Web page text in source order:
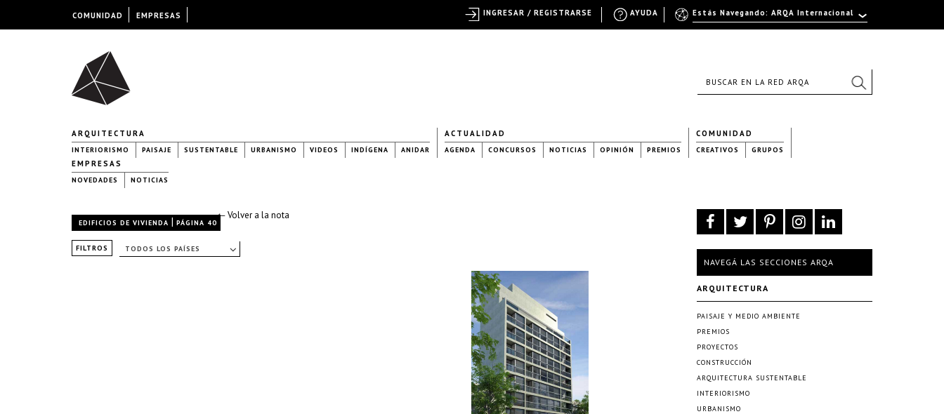
ARQUITECTURA
INTERIORISMO PAISAJE SUSTENTABLE URBANISMO VIDEOS INDÍGENA ANIDAR
ACTUALIDAD
AGENDA CONCURSOS NOTICIAS OPINIÓN PREMIOS
COMUNIDAD
CREATIVOS GRUPOS
EMPRESAS
NOVEDADES NOTICIAS
← Volver a la nota
EDIFICIOS DE VIVIENDA | PÁGINA 40
FILTROS TODOS LOS PAÍSES
NAVEGÁ LAS SECCIONES ARQA
ARQUITECTURA
PAISAJE Y MEDIO AMBIENTE
PREMIOS
PROYECTOS
CONSTRUCCIÓN
ARQUITECTURA SUSTENTABLE
INTERIORISMO
URBANISMO
COMUNIDAD EMPRESAS Estás Navegando: ARQA Internacional
AYUDA
INGRESAR / REGISTRARSE